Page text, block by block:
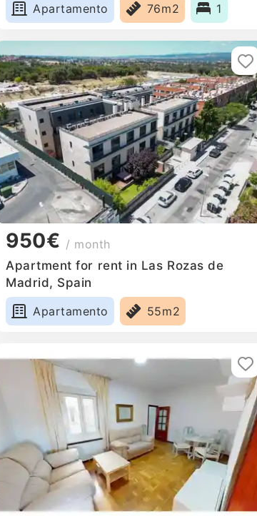
Apartamento
76m2 1
950€ / month
Apartment for rent in Las Rozas de
Madrid, Spain
Apartamento
55m2